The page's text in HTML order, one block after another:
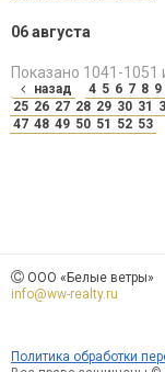
06 августа
Показано 1041-1051
назад 4 5 6 7 8 9
25 26 27 28 29 30 31
47 48 49 50 51 52 53
ООО «Белые ветры»
info@ww-realty.ru
Политика обработки